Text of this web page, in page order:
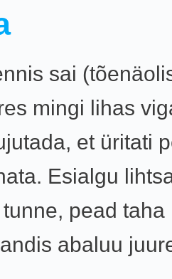
sai
mingi lihas
et üritati
Esialgu
pead taha
abaluu